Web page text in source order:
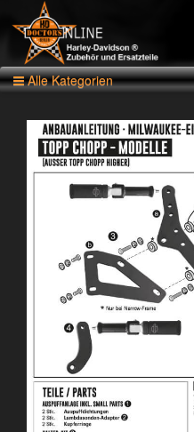
Alle Kategorien